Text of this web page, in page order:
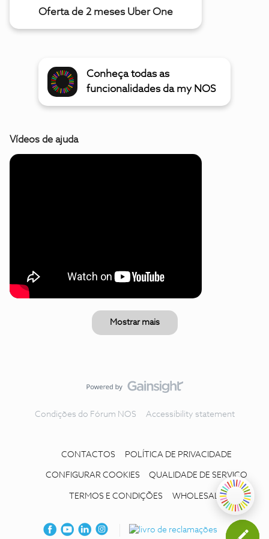
Oferta de 2 meses Uber One
Conheça todas as
funcionalidades da my NOS
Vídeos de ajuda
Mostrar mais
Condições do Fórum NOS Accessibility statement
CONTACTOS POLÍTICA DE PRIVACIDADE
CONFIGURAR COOKIES QUALIDADE DE SERVIÇO
TERMOS E CONDIÇÕES WHOLESALE